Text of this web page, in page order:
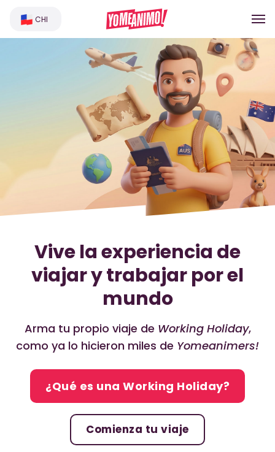
CHI
Vive la experiencia de
viajar y trabajar por el
mundo
Arma tu propio viaje de Working Holiday,
como ya lo hicieron miles de Yomeanimers!
¿Qué es una Working Holiday?
Comienza tu viaje